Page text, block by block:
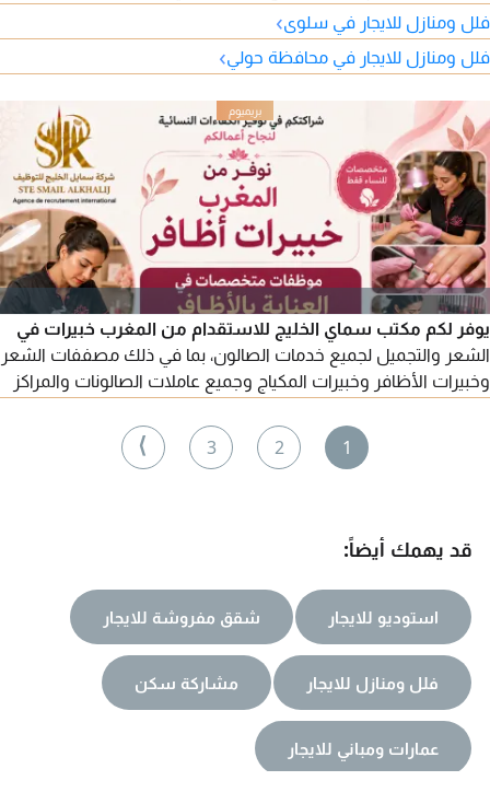
والمواقف: حديقة خاصة ومواقف سيارات داخلية وخارجية تتسع لعدة
سيارات. توزيع الأدوار: الطابق الأرضي: صالات استقبال واسعة +
مطبخ مجهز + حمام ومغاسل ضيوف + حديقة + مواقف. الطابق
صالة صغيرة.
فلل ومنازل للايجار في سلوى›
فلل ومنازل للايجار في محافظة حولي›
يوفر لكم مكتب سماي الخليج للاستقدام من المغرب خبيرات في
الشعر والتجميل لجميع خدمات الصالون، بما في ذلك مصففات الشعر
وخبيرات الأظافر وخبيرات المكياج وجميع عاملات الصالونات والمراكز
1
2
3
⟩
قد يهمك أيضاً:
استوديو للايجار شقق مفروشة للايجار
فلل ومنازل للايجار مشاركة سكن
عمارات ومباني للايجار